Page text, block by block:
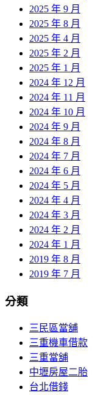
2025 年 9 月
2025 年 8 月
2025 年 4 月
2025 年 2 月
2025 年 1 月
2024 年 12 月
2024 年 11 月
2024 年 10 月
2024 年 9 月
2024 年 8 月
2024 年 7 月
2024 年 6 月
2024 年 5 月
2024 年 4 月
2024 年 3 月
2024 年 2 月
2024 年 1 月
2019 年 8 月
2019 年 7 月
分類
三民區當舖
三重機車借款
三重當舖
中壢房屋二胎
台北借錢